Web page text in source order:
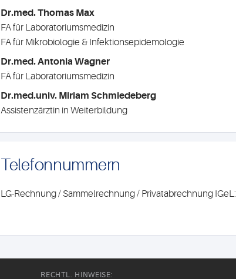
Dr.med. Thomas Max
FA für Laboratoriumsmedizin
FA für Mikrobiologie & Infektionsepidemologie
Dr.med. Antonia Wagner
FÄ für Laboratoriumsmedizin
Dr.med.univ. Miriam Schmiedeberg
Assistenzärztin in Weiterbildung
Telefonnummern
LG-Rechnung / Sammelrechnung / Privatabrechnung IGeL:
RECHTL. HINWEISE: